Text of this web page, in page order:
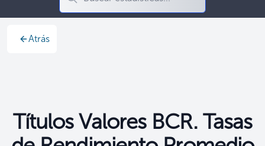
Atrás
Títulos Valores BCR. Tasas